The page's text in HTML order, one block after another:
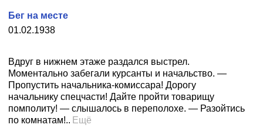
01.02.1938
Бег на месте
Вдруг в нижнем этаже раздался выстрел.
Моментально забегали курсанты и начальство. —
Пропустить начальника-комиссара! Дорогу
начальнику спецчасти! Дайте пройти товарищу
помполиту! — слышалось в переполохе. — Разойтись
по комнатам!.. Ещё